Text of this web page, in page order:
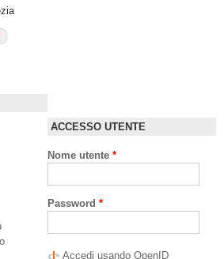
ACCESSO UTENTE
Nome utente *
Password *
Accedi usando OpenID